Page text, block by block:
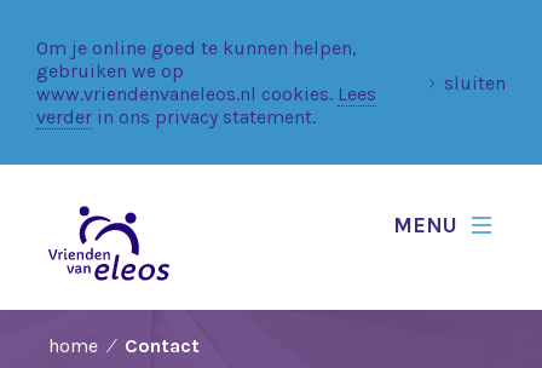
Om je online goed te kunnen helpen,
gebruiken we op
www.vriendenvaneleos.nl cookies. Lees
verder in ons privacy statement.
sluiten
MENU
home Contact